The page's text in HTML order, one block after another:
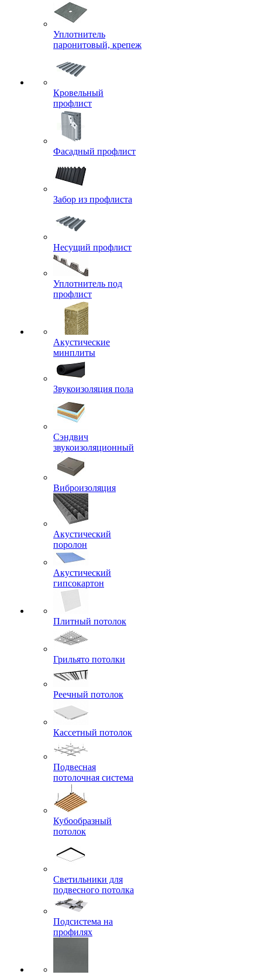
Уплотнитель
паронитовый, крепеж
Кровельный
профлист
Фасадный профлист
Забор из профлиста
Несущий профлист
Уплотнитель под
профлист
Акустические
минплиты
Звукоизоляция пола
Сэндвич
звукоизоляционный
Виброизоляция
Акустический
поролон
Акустический
гипсокартон
Плитный потолок
Грильято потолки
Реечный потолок
Кассетный потолок
Подвесная
потолочная система
Кубообразный
потолок
Светильники для
подвесного потолка
Подсистема на
профилях